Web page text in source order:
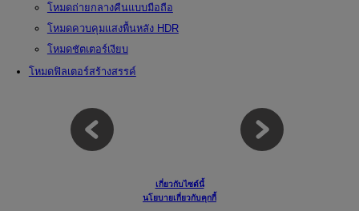
โหมดถ่ายกลางคืนแบบมือถือ
โหมดควบคุมแสงพื้นหลัง HDR
โหมดชัตเตอร์เงียบ
โหมดฟิลเตอร์สร้างสรรค์
เกี่ยวกับไซต์นี้
นโยบายเกี่ยวกับคุกกี้